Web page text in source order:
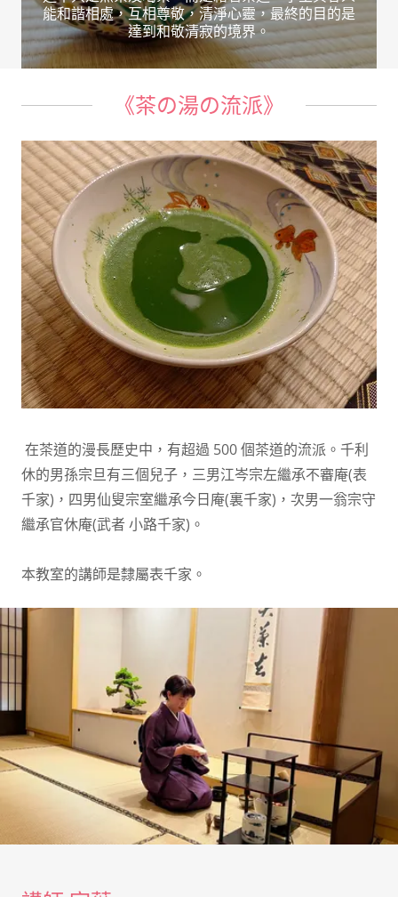
能和諧相處，互相尊敬，清淨心靈，最終的目的是
達到和敬清寂的境界。
《茶の湯の流派》
在茶道的漫長歷史中，有超過 500 個茶道的流派。千利
休的男孫宗旦有三個兒子，三男江岑宗左繼承不審庵(表
千家)，四男仙叟宗室繼承今日庵(裏千家)，次男一翁宗守
繼承官休庵(武者 小路千家)。
本教室的講師是隸屬表千家。